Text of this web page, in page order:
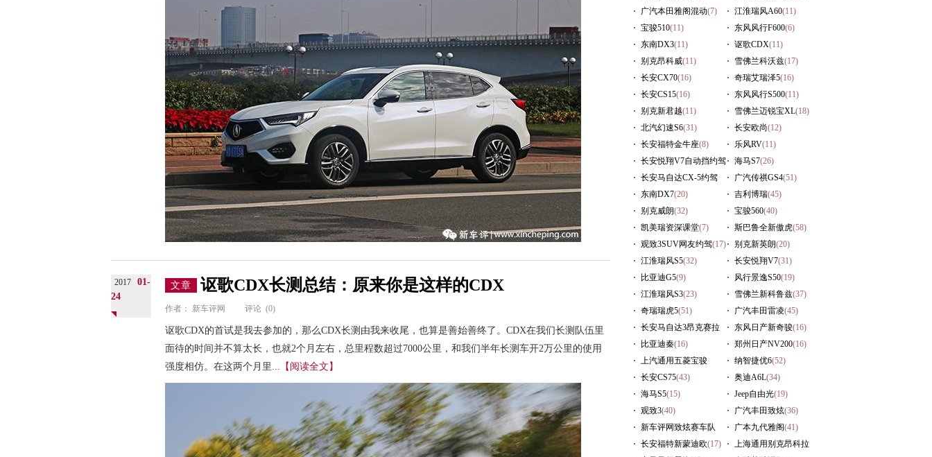
2017
01-
24
文章 讴歌CDX长测总结：原来你是这样的CDX
作者： 新车评网 评论 (0)
讴歌CDX的首试是我去参加的，那么CDX长测由我来收尾，也算是善始善终了。CDX在我们长测队伍里
面待的时间并不算太长，也就2个月左右，总里程数超过7000公里，和我们半年长测车开2万公里的使用
强度相仿。在这两个月里... 【阅读全文】
广汽本田雅阁混动(7) 江淮瑞风A60(11)
宝骏510(11) 东风风行F600(6)
东南DX3(11) 讴歌CDX(11)
别克昂科威(11) 雪佛兰科沃兹(17)
长安CX70(16) 奇瑞艾瑞泽5(16)
长安CS15(16) 东风风行S500(11)
别克新君越(11) 雪佛兰迈锐宝XL(18)
北汽幻速S6(31) 长安欧尚(12)
长安福特金牛座(8) 乐风RV(11)
长安悦翔V7自动挡约驾
(9)
海马S7(26)
长安马自达CX-5约驾
(10)
广汽传祺GS4(51)
东南DX7(20) 吉利博瑞(45)
别克威朗(32) 宝骏560(40)
凯美瑞资深课堂(7) 斯巴鲁全新傲虎(58)
观致3SUV网友约驾(17) 别克新英朗(20)
江淮瑞风S5(32) 长安悦翔V7(31)
比亚迪G5(9) 风行景逸S50(19)
江淮瑞风S3(23) 雪佛兰新科鲁兹(37)
奇瑞瑞虎5(51) 广汽丰田雷凌(45)
长安马自达3昂克赛拉
(29)
东风日产新奇骏(16)
比亚迪秦(16) 郑州日产NV200(16)
上汽通用五菱宝骏
730(57)
纳智捷优6(52)
长安CS75(43) 奥迪A6L(34)
海马S5(15) Jeep自由光(19)
观致3(40) 广汽丰田致炫(36)
新车评网致炫赛车队
(236)
广本九代雅阁(41)
长安福特新蒙迪欧(17)
上海通用别克昂科拉